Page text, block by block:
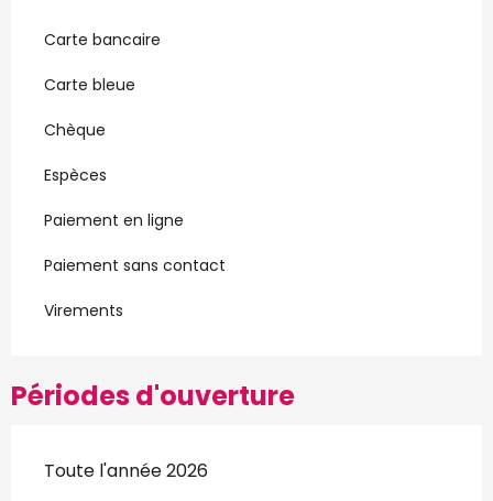
Carte bancaire
Carte bleue
Chèque
Espèces
Paiement en ligne
Paiement sans contact
Virements
Périodes d'ouverture
Toute l'année 2026